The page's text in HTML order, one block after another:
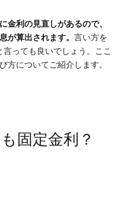
金利の見直しがあるので、
が算出されます。 言い方を
っても良いでしょう。ここ
方についてご紹介します。
固定金利？